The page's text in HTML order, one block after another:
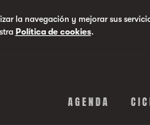
la navegación y mejorar sus
Política de cookies.
AGENDA